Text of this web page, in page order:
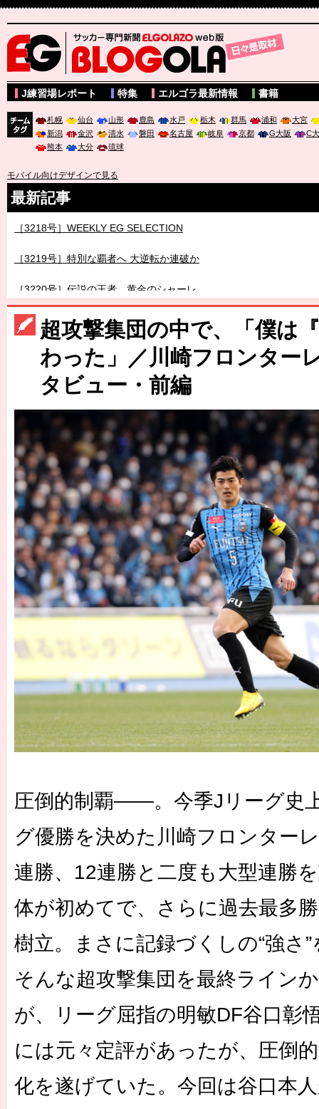
サッカー専門新聞ELGOLAZO web版 BLOGOLA
J練習場レポート 特集 エルゴラ最新情報 書籍
札幌 仙台 山形 鹿島 水戸 栃木 群馬 浦和
大宮
新潟
金沢 清水 磐田 名古屋 岐阜 京都 G大阪
C
熊本
大分 琉球
モバイル向けデザインで見る
最新記事
［3217号］最高の景色へ出国
［3218号］WEEKLY EG SELECTION
［3219号］特別な覇者へ 大逆転か連破か
［3220号］伝説の王者、黄金のシャーレ
［3230号］世界一への夢は終わらない
［3223号］一丸。日本出陣
［3222号］史上最大のW杯開幕 注目は「個」
超攻撃集団の中で、「僕は
わった」／川崎フロンター
タビュー・前編
圧倒的制覇――。今季Jリーグ史
グ優勝を決めた川崎フロンター
連勝、12連勝と二度も大型連勝
体が初めてで、さらに過去最多
樹立。まさに記録づくしの“強さ
そんな超攻撃集団を最終ライン
が、リーグ屈指の明敏DF谷口彰
には元々定評があったが、圧倒
化を遂げていた。今回は谷口本